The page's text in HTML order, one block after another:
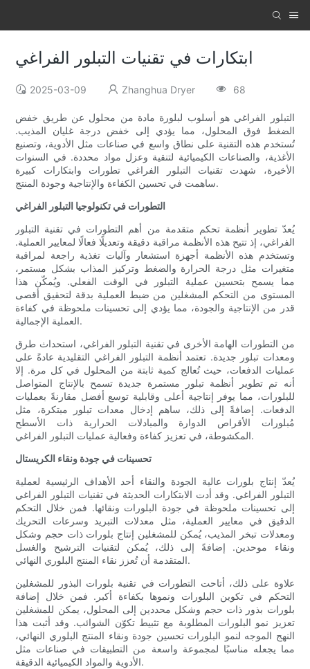
ابتكارات في تقنيات التبلور الفراغي
2025-03-09 Zhanghua Dryer 68
التبلور الفراغي هو أسلوب لبلورة مادة من محلول عن طريق خفض
الضغط فوق المحلول، مما يؤدي إلى خفض درجة غليان المذيب.
تُستخدم هذه التقنية على نطاق واسع في صناعات مثل الأدوية، وتصنيع
الأغذية، والصناعات الكيميائية لتنقية وعزل مواد محددة. في السنوات
الأخيرة، شهدت تقنيات التبلور الفراغي تطورات وابتكارات كبيرة
ساهمت في تحسين الكفاءة والإنتاجية وجودة المنتج.
التطورات في تكنولوجيا التبلور الفراغي
يُعدّ تطوير أنظمة تحكم متقدمة من أهم التطورات في تقنية التبلور
الفراغي، إذ تتيح هذه الأنظمة مراقبة دقيقة وتعديلًا فعالًا لمعايير العملية.
وتستخدم هذه الأنظمة أجهزة استشعار وآليات تغذية راجعة لمراقبة
متغيرات مثل درجة الحرارة والضغط وتركيز المذاب بشكل مستمر،
مما يسمح بتحسين عملية التبلور في الوقت الفعلي. ويُمكّن هذا
المستوى من التحكم المشغلين من ضبط العملية بدقة لتحقيق أقصى
قدر من الإنتاجية والجودة، مما يؤدي إلى تحسينات ملحوظة في كفاءة
العملية الإجمالية.
من التطورات الهامة الأخرى في تقنية التبلور الفراغي، استحداث طرق
ومعدات تبلور جديدة. تعتمد أنظمة التبلور الفراغي التقليدية عادةً على
عمليات الدفعات، حيث تُعالج كمية ثابتة من المحلول في كل مرة. إلا
أنه تم تطوير أنظمة تبلور مستمرة جديدة تسمح بالإنتاج المتواصل
للبلورات، مما يوفر إنتاجية أعلى وقابلية توسع أفضل مقارنةً بعمليات
الدفعات. إضافةً إلى ذلك، ساهم إدخال معدات تبلور مبتكرة، مثل
مُبلورات الأقراص الدوارة والمبادلات الحرارية ذات الأسطح
المكشوطة، في تعزيز كفاءة وفعالية عمليات التبلور الفراغي.
تحسينات في جودة ونقاء الكريستال
يُعدّ إنتاج بلورات عالية الجودة والنقاء أحد الأهداف الرئيسية لعملية
التبلور الفراغي. وقد أدت الابتكارات الحديثة في تقنيات التبلور الفراغي
إلى تحسينات ملحوظة في جودة البلورات ونقائها. فمن خلال التحكم
الدقيق في معايير العملية، مثل معدلات التبريد وسرعات التحريك
ومعدلات تبخر المذيب، يُمكن للمشغلين إنتاج بلورات ذات حجم وشكل
ونقاء موحدين. إضافةً إلى ذلك، يُمكن لتقنيات الترشيح والغسل
المتقدمة أن تُعزز نقاء المنتج البلوري النهائي.
علاوة على ذلك، أتاحت التطورات في تقنية بلورات البذور للمشغلين
التحكم في تكوين البلورات ونموها بكفاءة أكبر. فمن خلال إضافة
بلورات بذور ذات حجم وشكل محددين إلى المحلول، يمكن للمشغلين
تعزيز نمو البلورات المطلوبة مع تثبيط تكوّن الشوائب. وقد أثبت هذا
النهج الموجه لنمو البلورات تحسين جودة ونقاء المنتج البلوري النهائي،
مما يجعله مناسبًا لمجموعة واسعة من التطبيقات في صناعات مثل
الأدوية والمواد الكيميائية الدقيقة.